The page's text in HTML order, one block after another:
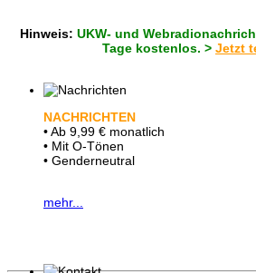
Hinweis: UKW- und
Tage kostenlos. > Jetzt
NACHRICHTEN
• Ab 9,99 € monatlich
• Mit O-Tönen
• Genderneutral
mehr...